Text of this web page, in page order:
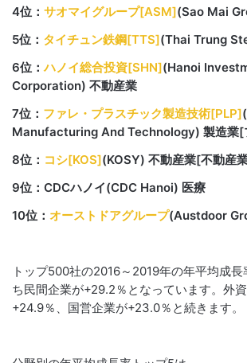
4位： サオマイグループ[ASM](Sao Mai
5位： タイチュン鉄鋼[TTS](Thai Trung
6位：ハノイ総合投資[SHN](Hanoi
Corporation) 不動産業
7位： ファレ・プラスチック製造技術[PLP]
Manufacturing And Technology) 製造業[
8位： コシ[KOS](KOSY) 不動産業[不動産
9位：CDCハノイ(CDC Hanoi) 医療
10位： オーストドアグループ(Austdoor
トップ500社の2016～2019年の年平均成長
ち民間企業が+29.2％となっています。外
+24.9％、国営企業が+23.0％と続きます。